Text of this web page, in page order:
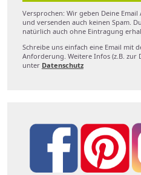
Versprochen: Wir geben Deine
und versenden auch keinen Spam.
natürlich auch ohne Eintragung
Schreibe uns einfach eine Email mit
Anforderung. Weitere Infos (z.B. zur
unter Datenschutz